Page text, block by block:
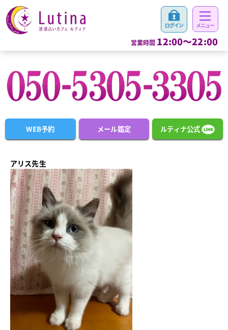
営業時間 12:00～22:00
WEB予約 メール鑑定 ルティナ公式
アリス先生